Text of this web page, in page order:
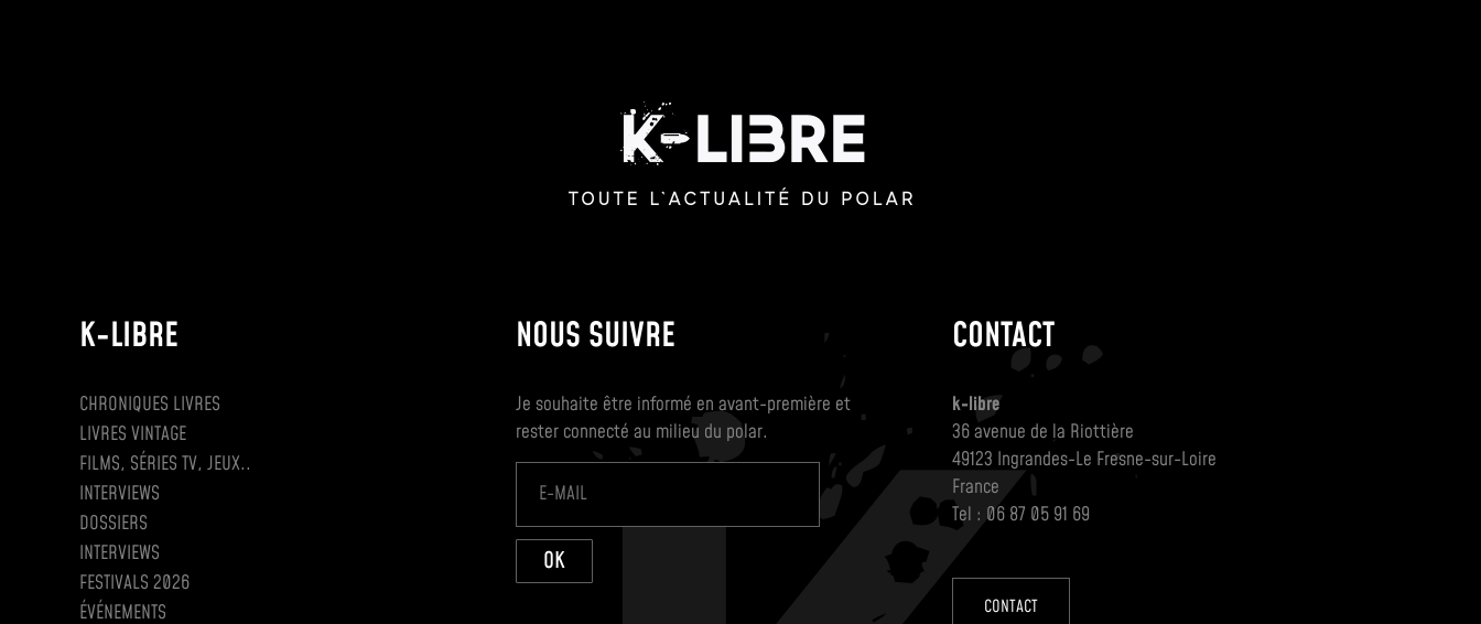
K-LIBRE
CHRONIQUES LIVRES
LIVRES VINTAGE
FILMS, SÉRIES TV, JEUX..
INTERVIEWS
DOSSIERS
INTERVIEWS
FESTIVALS 2026
ÉVÉNEMENTS
NOUS SUIVRE
Je souhaite être informé en avant-première et
rester connecté au milieu du polar.
OK
CONTACT
k-libre
36 avenue de la Riottière
49123 Ingrandes-Le Fresne-sur-Loire
France
Tel : 06 87 05 91 69
CONTACT